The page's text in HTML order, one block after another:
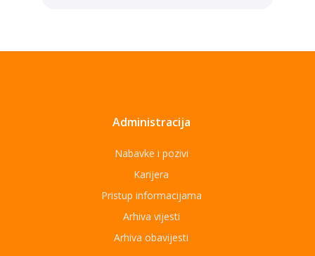
Administracija
Nabavke i pozivi
Karijera
Pristup informacijama
Arhiva vijesti
Arhiva obavijesti